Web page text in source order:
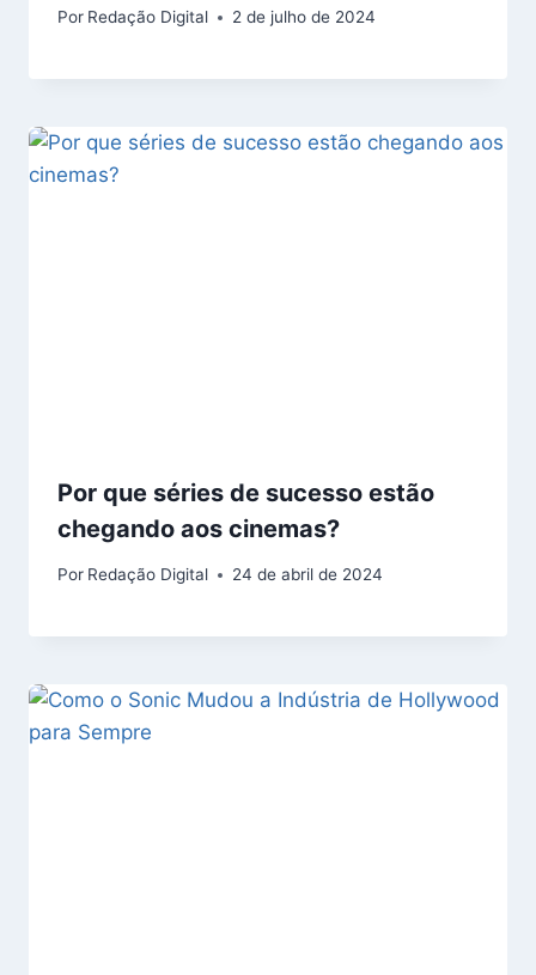
Por Redação Digital 2 de julho de 2024
Por que séries de sucesso estão
chegando aos cinemas?
Por Redação Digital 24 de abril de 2024